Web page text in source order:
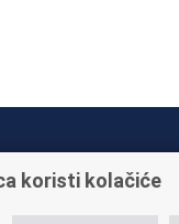
+385 1 45 95 011
koristi kolačiće